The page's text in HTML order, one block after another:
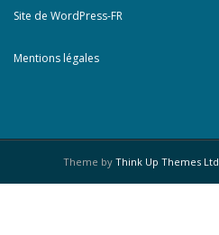
Site de WordPress-FR
Mentions légales
Theme by Think Up Themes Ltd